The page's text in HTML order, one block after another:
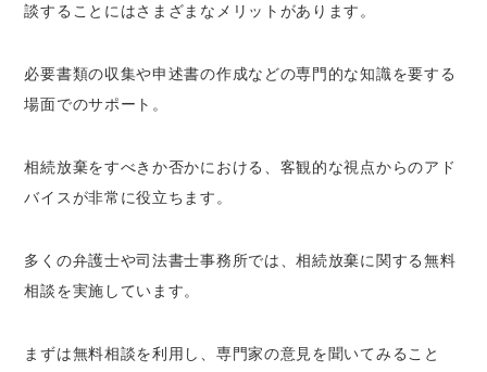
談することにはさまざまなメリットがあります。
必要書類の収集や申述書の作成などの専門的な知識を要する
場面でのサポート。
相続放棄をすべきか否かにおける、客観的な視点からのアド
バイスが非常に役立ちます。
多くの弁護士や司法書士事務所では、相続放棄に関する無料
相談を実施しています。
まずは無料相談を利用し、専門家の意見を聞いてみること